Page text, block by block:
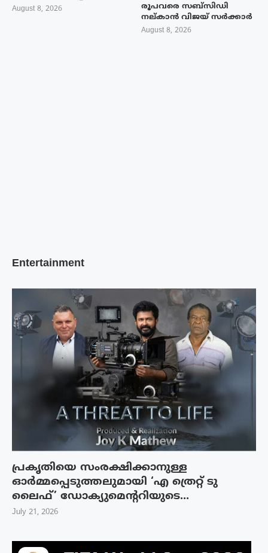
August 8, 2026
രൂപവരെ സബ്സിഡി
നല്കാൻ വിജയ് സർക്കാർ
August 8, 2026
Entertainment
പ്രകൃതിയെ സംരക്ഷിക്കാനുള്ള
ഓർമ്മപ്പെടുത്തലുമായി ‘എ ത്രെറ്റ് ടു
ലൈഫ്’ ഡോക്യുമെന്ററിയുടെ...
July 21, 2026